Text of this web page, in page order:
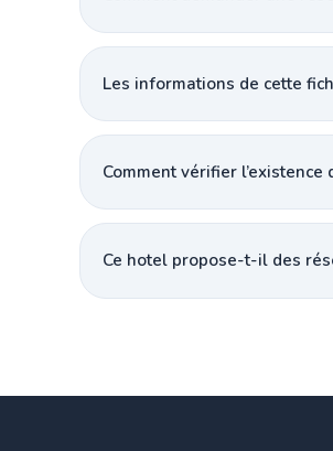
Les informations de cette
Comment vérifier l’existence
Ce hotel propose-t-il des